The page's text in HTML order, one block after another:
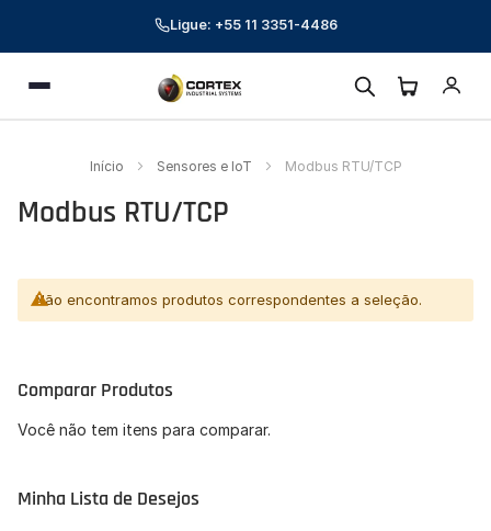
Ligue: +55 11 3351-4486
Menu
Início Sensores e IoT Modbus RTU/TCP
Modbus RTU/TCP
Não encontramos produtos correspondentes a seleção.
Comparar Produtos
Você não tem itens para comparar.
Minha Lista de Desejos
Cortex Industrial Systems
Online — respondemos em poucos minutos
Preencha seus dados para começar a conversa.
Telefone *
Empresa (opcional)
Como podemos ajudar? *